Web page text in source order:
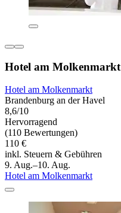
Hotel am Molkenmarkt
Hotel am Molkenmarkt
Brandenburg an der Havel
8,6/10
Hervorragend
(110 Bewertungen)
110 €
inkl. Steuern & Gebühren
9. Aug.–10. Aug.
Hotel am Molkenmarkt